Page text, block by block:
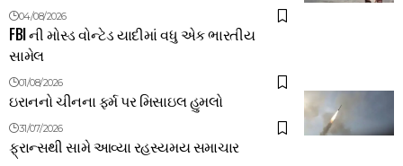
04/08/2026
FBI ની મોસ્ડ વોન્ટેડ યાદીમાં વધુ એક ભારતીય
સામેલ
01/08/2026
ઇરાનનો ચીનના ફર્મ પર મિસાઇલ હુમલો
31/07/2026
ફ્રાન્સથી સામે આવ્યા રહસ્યમય સમાચાર